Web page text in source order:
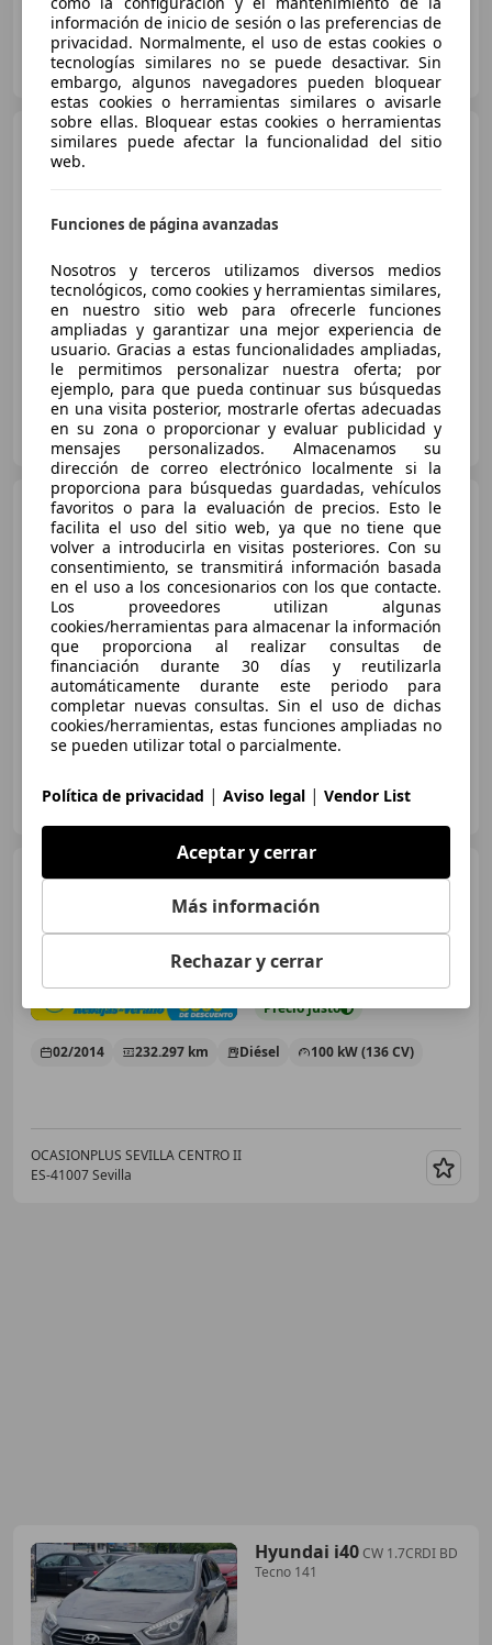
OCASIONPLUS SANTIAGO DE COMPOSTELA
ES-15898 SANTIAGO DE COMPOSTELA
Hyundai i40 1.6 GDI GLS
€ 8.950
Precio
justo
11/2012 117.690 km Gasolina 99 kW (135 CV)
OCASIONPLUS LA MAQUINISTA II
ES-08020 SANT ANDREU
Hyundai i40 CW 1.7CRDI
Bluedrive Tecno Xenon Sky
€ 7.350
Precio
justo
02/2014 232.297 km Diésel 100 kW (136 CV)
OCASIONPLUS LA MAQUINISTA II
ES-08020 SANT ANDREU
Hyundai i40CW 1.7CRDI
Bluedrive Tecno Xenon Sky
€ 7.350
Preciojusto
02/2014 232.297 km Diésel 100 kW (136 CV)
OCASIONPLUS SEVILLA CENTRO II
ES-41007 Sevilla
Hyundai i40CW 1.7CRDI BD
Tecno 141
información de inicio de sesión o las preferencias de
privacidad. Normalmente, el uso de estas cookies o
tecnologías similares no se puede desactivar. Sin
embargo, algunos navegadores pueden bloquear
estas cookies o herramientas similares o avisarle
sobre ellas. Bloquear estas cookies o herramientas
similares puede afectar la funcionalidad del sitio
web.
Funciones de página avanzadas
Nosotros y terceros utilizamos diversos medios
tecnológicos, como cookies y herramientas similares,
en nuestro sitio web para ofrecerle funciones
ampliadas y garantizar una mejor experiencia de
usuario. Gracias a estas funcionalidades ampliadas,
le permitimos personalizar nuestra oferta; por
ejemplo, para que pueda continuar sus búsquedas
en una visita posterior, mostrarle ofertas adecuadas
en su zona o proporcionar y evaluar publicidad y
mensajes personalizados. Almacenamos su
dirección de correo electrónico localmente si la
proporciona para búsquedas guardadas, vehículos
favoritos o para la evaluación de precios. Esto le
facilita el uso del sitio web, ya que no tiene que
volver a introducirla en visitas posteriores. Con su
consentimiento, se transmitirá información basada
en el uso a los concesionarios con los que contacte.
Los proveedores utilizan algunas
cookies/herramientas para almacenar la información
que proporciona al realizar consultas de
financiación durante 30 días y reutilizarla
automáticamente durante este periodo para
completar nuevas consultas. Sin el uso de dichas
cookies/herramientas, estas funciones ampliadas no
se pueden utilizar total o parcialmente.
Política de privacidad | Aviso legal | Vendor List
Aceptar y cerrar
Más información
Rechazar y cerrar